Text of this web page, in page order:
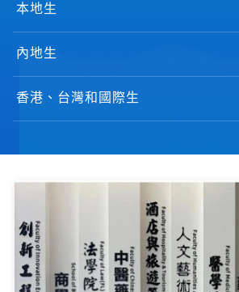
本地生
內地生
香港、台灣和國際生